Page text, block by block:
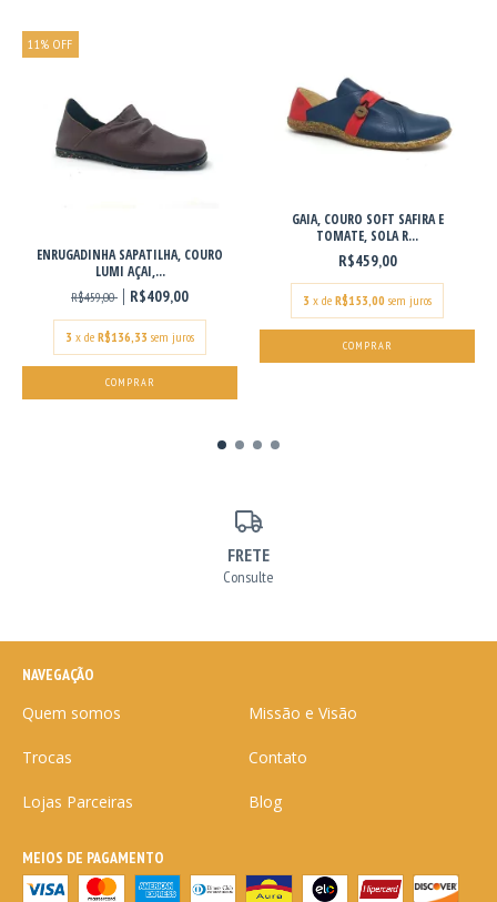
11 % OFF
ENRUGADINHA SAPATILHA, COURO
LUMI AÇAI,...
R$459,00 R$409,00
3 x de R$136,33 sem juros
COMPRAR
GAIA, COURO SOFT SAFIRA E
TOMATE, SOLA R...
R$459,00
3 x de R$153,00 sem juros
COMPRAR
FRETE
Consulte
NAVEGAÇÃO
Quem somos Missão e Visão
Trocas Contato
Lojas Parceiras Blog
MEIOS DE PAGAMENTO